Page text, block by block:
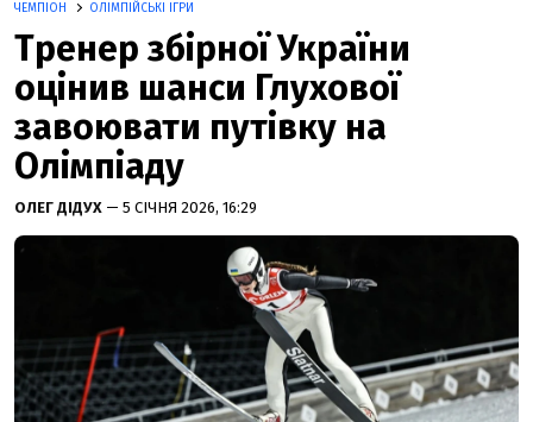
ЧЕМПІОН ОЛІМПІЙСЬКІ ІГРИ
Тренер збірної України
оцінив шанси Глухової
завоювати путівку на
Олімпіаду
ОЛЕГ ДІДУХ — 5 СІЧНЯ 2026, 16:29